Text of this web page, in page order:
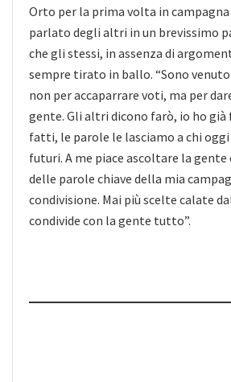
Orto per la prima volta in
parlato degli altri in un brevissimo
che gli stessi, in assenza di
sempre tirato in ballo. “Sono
non per accaparrare voti, ma per
gente. Gli altri dicono farò, io ho già
fatti, le parole le lasciamo a chi
futuri. A me piace ascoltare la gente
delle parole chiave della mia
condivisione. Mai più scelte calate
condivide con la gente tutto”.